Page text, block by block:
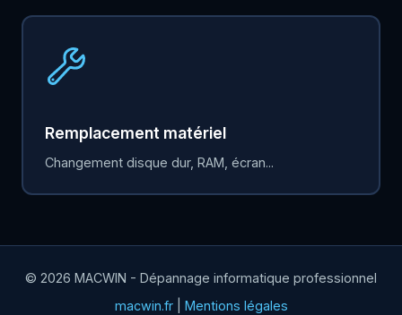
Remplacement matériel
Changement disque dur, RAM, écran...
© 2026 MACWIN - Dépannage informatique professionnel
macwin.fr| Mentions légales